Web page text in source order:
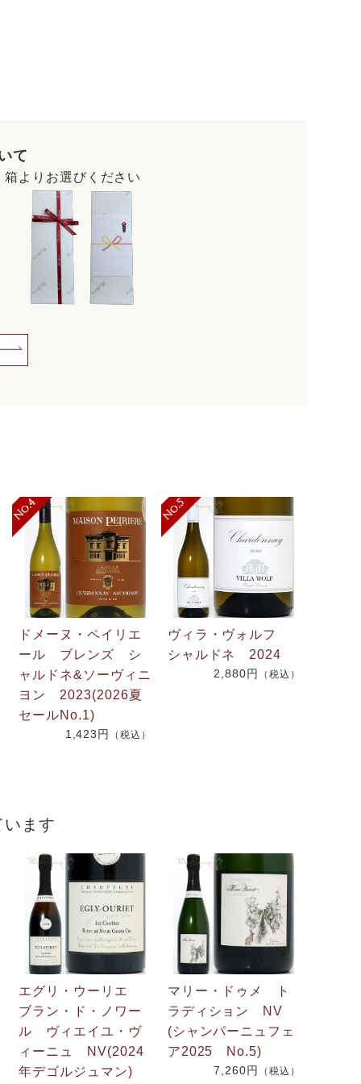
て
よりお選びください
ドメーヌ・ペイリエ
ール ブレンズ シ
ャルドネ&ソーヴィニ
ヨン 2023(2026夏
セールNo.1)
1,423円 （税込）
ヴィラ・ヴォルフ
シャルドネ 2024
2,880円 （税込）
ます
エグリ・ウーリエ
ブラン・ド・ノワー
ル ヴィエイユ・ヴ
ィーニュ NV(2024
年デゴルジュマン)
マリー・ドゥメ ト
ラディション NV
(シャンパーニュフェ
ア2025 No.5)
7,260円 （税込）